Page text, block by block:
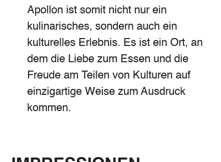
Apollon ist somit nicht nur ein
kulinarisches, sondern auch ein
kulturelles Erlebnis. Es ist ein Ort, an
dem die Liebe zum Essen und die
Freude am Teilen von Kulturen auf
einzigartige Weise zum Ausdruck
kommen.